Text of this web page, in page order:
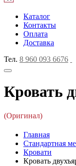
Каталог
Контакты
Оплата
Доставка
Тел. 8 960 093 6676
Кровать
(Оригинал)
Главная
Стандартная
Кровати
Кровать